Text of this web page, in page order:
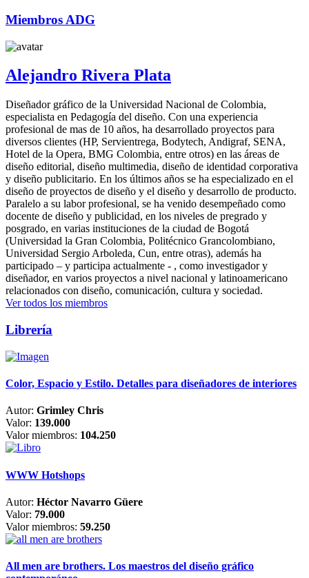
Miembros ADG
Alejandro Rivera Plata
Diseñador gráfico de la Universidad Nacional de Colombia,
especialista en Pedagogía del diseño. Con una experiencia
profesional de mas de 10 años, ha desarrollado proyectos para
diversos clientes (HP, Servientrega, Bodytech, Andigraf, SENA,
Hotel de la Opera, BMG Colombia, entre otros) en las áreas de
diseño editorial, diseño multimedia, diseño de identidad corporativa
y diseño publicitario. En los últimos años se ha especializado en el
diseño de proyectos de diseño y el diseño y desarrollo de producto.
Paralelo a su labor profesional, se ha venido desempeñado como
docente de diseño y publicidad, en los niveles de pregrado y
posgrado, en varias instituciones de la ciudad de Bogotá
(Universidad la Gran Colombia, Politécnico Grancolombiano,
Universidad Sergio Arboleda, Cun, entre otras), además ha
participado – y participa actualmente - , como investigador y
diseñador, en varios proyectos a nivel nacional y latinoamericano
relacionados con diseño, comunicación, cultura y sociedad.
Ver todos los miembros
Librería
Color, Espacio y Estilo. Detalles para diseñadores de interiores
Autor: Grimley Chris
Valor: 139.000
Valor miembros: 104.250
WWW Hotshops
Autor: Héctor Navarro Güere
Valor: 79.000
Valor miembros: 59.250
All men are brothers. Los maestros del diseño gráfico